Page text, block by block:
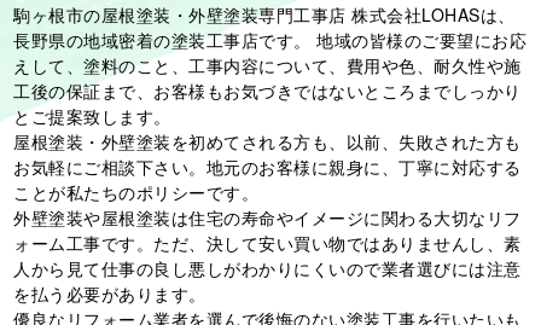
駒ヶ根市の屋根塗装・外壁塗装専門工事店 株式会社LOHASは、
長野県の地域密着の塗装工事店です。 地域の皆様のご要望にお応
えして、塗料のこと、⼯事内容について、費⽤や⾊、耐久性や施
⼯後の保証 まで、お客様もお気づきではないところまでしっかり
とご提案致します。
屋根塗装・外壁塗装を初めてされる方も、以前、失敗された方も
お気軽にご相談下さい。地元のお客様に親身に、丁寧に対応する
ことが私たちのポリシーです。
外壁塗装や屋根塗装は住宅の寿命やイメージに関わる⼤切なリフ
ォーム工事です。ただ、決して安い買い物ではありませんし、素
⼈から⾒て仕事の良し悪しがわかりにくいので業者選びには注意
を払う必要があります。
優良なリフォーム業者を選んで後悔のない塗装工事を⾏いたいも